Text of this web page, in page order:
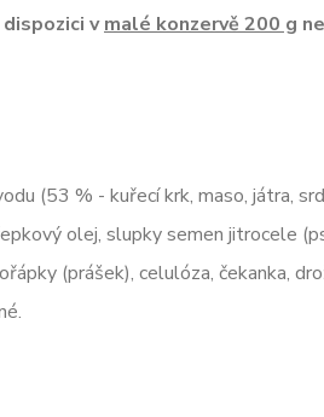
vmalé konzervě 200 g
(53 % - kuřecí krk, maso, játra,
olej, slupky semen jitrocele
(prášek), celulóza, čekanka,